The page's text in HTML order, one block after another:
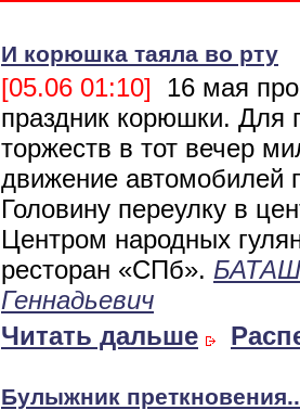
И корюшка таяла во рту
[05.06 01:10] 16 мая
праздник корюшки. Для
торжеств в тот вечер
движение автомобилей
Головину переулку в
Центром народных
ресторан «СПб».
Геннадьевич
Читать дальше
Булыжник